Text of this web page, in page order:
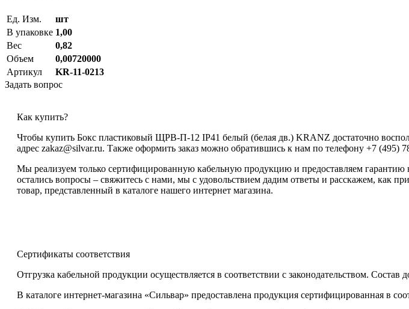
Ед. Изм.
шт
В упаковке 1,00
Вес
0,82
Объем
0,00720000
Артикул
KR-11-0213
Задать вопрос
Как купить?
Чтобы купить Бокс пластиковый ЩРВ-П-12 IP41 белый (белая дв.) KRANZ достаточно
адрес zakaz@silvar.ru. Также оформить заказ можно обратившись к нам по телефону +7
Мы реализуем только сертифицированную кабельную продукцию и предоставляем
остались вопросы – свяжитесь с нами, мы с удовольствием дадим ответы и расскажем,
товар, представленный в каталоге нашего интернет магазина.
Сертификаты соответствия
Отгрузка кабельной продукции осуществляется в соответствии с законодательством.
В каталоге интернет-магазина «Сильвар» предоставлена продукция сертифицированная в